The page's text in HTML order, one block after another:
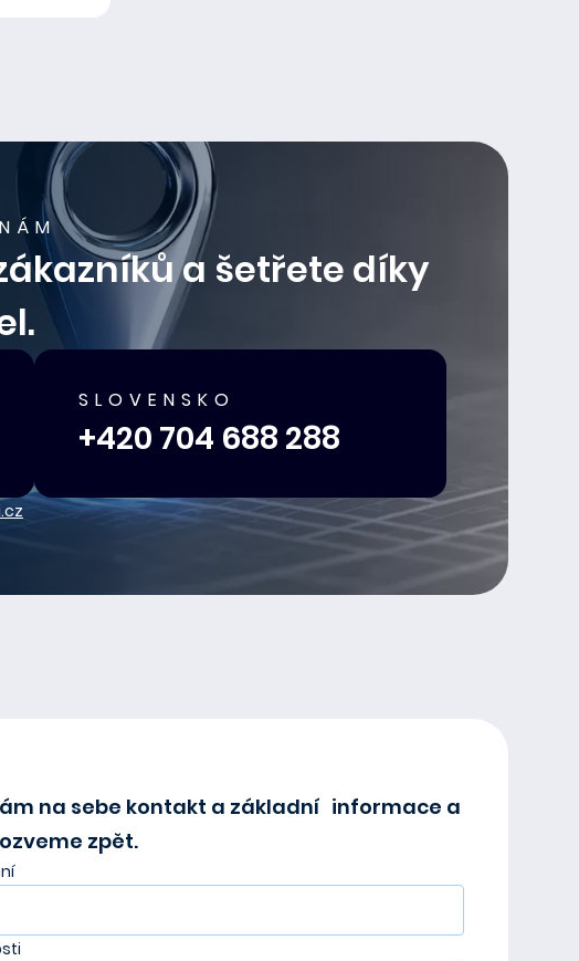
a šetřete díky
SLOVENSKO
+420 704 688 288
na sebe kontakt a základní informace a
zpět.